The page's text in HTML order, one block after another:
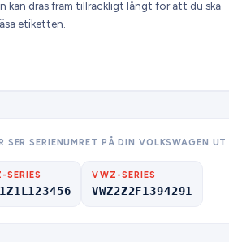
kan dras fram tillräckligt långt för att du ska
etiketten.
SER SERIENUMRET PÅ DIN VOLKSWAGEN UT
SERIES VWZ-SERIES
VWZ2Z2F1394291